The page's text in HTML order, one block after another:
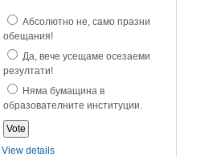
Абсолютно не, само празни
обещания!
Да, вече усещаме осезаеми
резултати!
Няма бумащина в
образователните институции.
View details